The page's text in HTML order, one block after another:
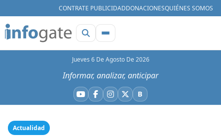
CONTRATE PUBLICIDADDONACIONESQUIÉNES SOMOS
Jueves 6 De Agosto De 2026
Informar, analizar, anticipar
YouTube
Facebook
Instagram
X BBluesky
Actualidad